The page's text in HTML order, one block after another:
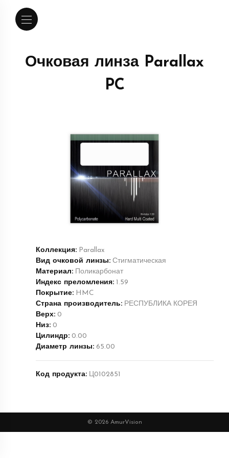
Очковая линза Parallax
PC
Коллекция: Parallax
Вид очковой линзы: Стигматическая
Материал: Поликарбонат
Индекс преломления: 1.59
Покрытие: HMC
Страна производитель: РЕСПУБЛИКА КОРЕЯ
Верх: 0
Низ: 0
Цилиндр: 0.00
Диаметр линзы: 65.00
Код продукта: Ц0102851
© 2026 AmurVision